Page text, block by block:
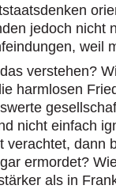
jedoch nicht
weil
verstehen?
harmlosen
nicht einfach
verachtet, dann
ermordet?
als in